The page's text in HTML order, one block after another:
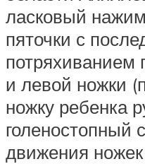
ласковый
пяточки с
потряхиванием
и левой ножки
ножку ребенка
голеностопный
движения